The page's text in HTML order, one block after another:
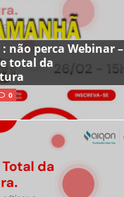
não perca Webinar –
total da
0